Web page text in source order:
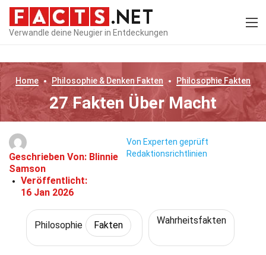
Verwandle deine Neugier in Entdeckungen
Home Philosophie & Denken Fakten Philosophie Fakten
27 Fakten Über Macht
Geschrieben Von: Blinnie
Samson
Veröffentlicht:
16 Jan 2026
Von Experten geprüft
Redaktionsrichtlinien
Philosophie Fakten Wahrheitsfakten